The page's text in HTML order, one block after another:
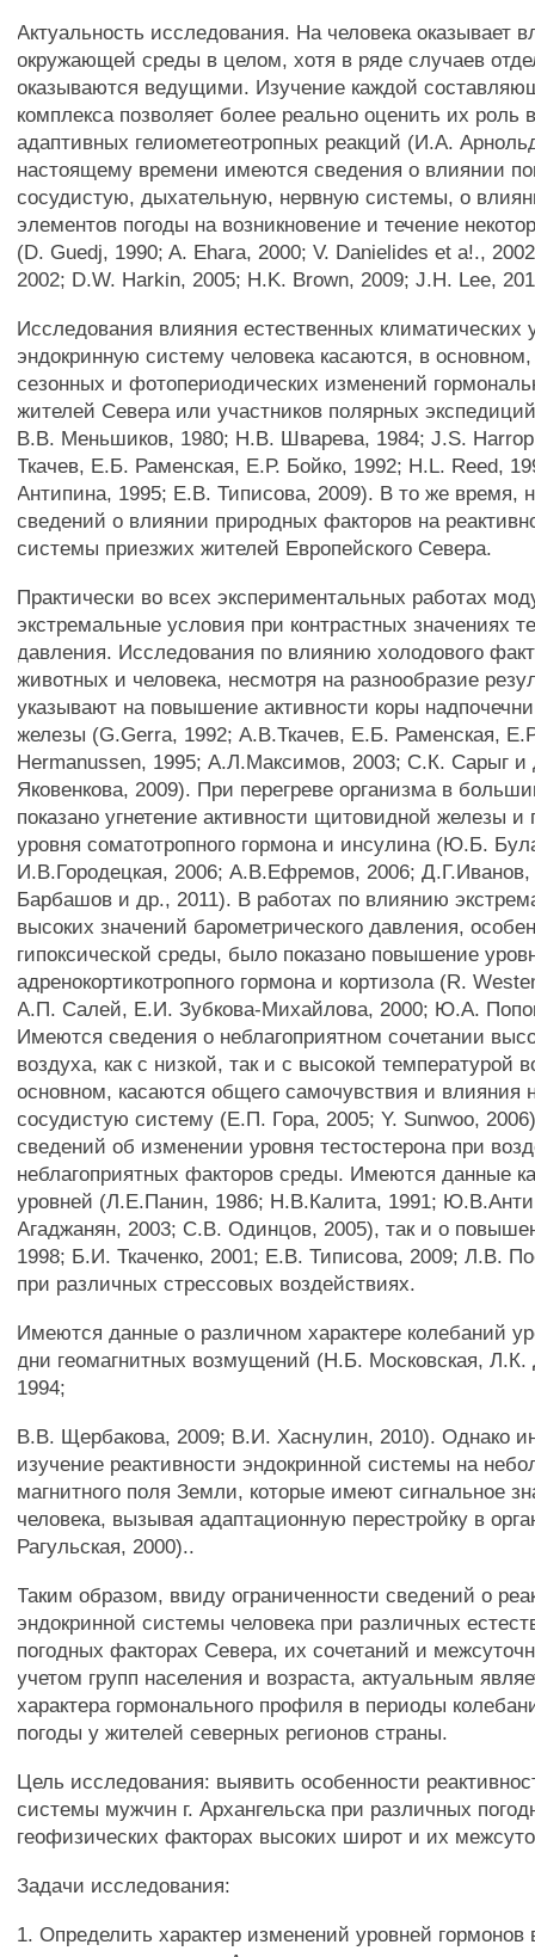
Актуальность исследования. На человека оказывает
окружающей среды в целом, хотя в ряде случаев
оказываются ведущими. Изучение каждой
комплекса позволяет более реально оценить их роль
адаптивных гелиометеотропных реакций (И.А.
настоящему времени имеются сведения о влиянии
сосудистую, дыхательную, нервную системы, о
элементов погоды на возникновение и течение
(D. Guedj, 1990; A. Ehara, 2000; V. Danielides et а!.,
2002; D.W. Harkin, 2005; H.K. Brown, 2009; J.H. Lee,
Исследования влияния естественных климатических
эндокринную систему человека касаются, в
сезонных и фотопериодических изменений
жителей Севера или участников полярных
B.B. Меньшиков, 1980; H.B. Шварева, 1984; J.S.
Ткачев, Е.Б. Раменская, Е.Р. Бойко, 1992; H.L. Reed,
Антипина, 1995; Е.В. Типисова, 2009). В то же время,
сведений о влиянии природных факторов на
системы приезжих жителей Европейского Севера.
Практически во всех экспериментальных работах
экстремальные условия при контрастных значениях
давления. Исследования по влиянию холодового
животных и человека, несмотря на разнообразие
указывают на повышение активности коры
железы (G.Gerra, 1992; А.В.Ткачев, Е.Б. Раменская,
Hermanussen, 1995; А.Л.Максимов, 2003; С.К. Сарыг и
Яковенкова, 2009). При перегреве организма в
показано угнетение активности щитовидной железы
уровня соматотропного гормона и инсулина (Ю.Б.
И.В.Городецкая, 2006; А.В.Ефремов, 2006;
Барбашов и др., 2011). В работах по влиянию
высоких значений барометрического давления,
гипоксической среды, было показано повышение
адренокортикотропного гормона и кортизола (R.
А.П. Салей, Е.И. Зубкова-Михайлова, 2000; Ю.А.
Имеются сведения о неблагоприятном сочетании
воздуха, как с низкой, так и с высокой температурой
основном, касаются общего самочувствия и влияния
сосудистую систему (Е.П. Гора, 2005; Y. Sunwoo,
сведений об изменении уровня тестостерона при
неблагоприятных факторов среды. Имеются данные
уровней (Л.Е.Панин, 1986; Н.В.Калита, 1991;
Агаджанян, 2003; C.B. Одинцов, 2005), так и о
1998; Б.И. Ткаченко, 2001; Е.В. Типисова, 2009; Л.В.
при различных стрессовых воздействиях.
Имеются данные о различном характере колебаний
дни геомагнитных возмущений (Н.Б. Московская, Л.К.
1994;
В.В. Щербакова, 2009; В.И. Хаснулин, 2010). Однако
изучение реактивности эндокринной системы на
магнитного поля Земли, которые имеют сигнальное
человека, вызывая адаптационную перестройку в
Рагульская, 2000)..
Таким образом, ввиду ограниченности сведений о
эндокринной системы человека при различных
погодных факторах Севера, их сочетаний и
учетом групп населения и возраста, актуальным
характера гормонального профиля в периоды
погоды у жителей северных регионов страны.
Цель исследования: выявить особенности
системы мужчин г. Архангельска при различных
геофизических факторах высоких широт и их
Задачи исследования:
1. Определить характер изменений уровней гормонов